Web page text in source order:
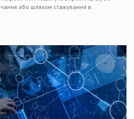
або шляхом стажування в